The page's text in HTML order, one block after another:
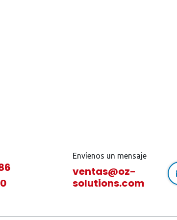
Envíenos un mensaje
ventas@oz-
solutions.com